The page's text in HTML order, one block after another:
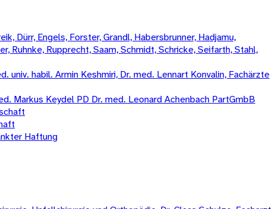
Dürr, Engels, Forster, Grandl, Habersbrunner, Hadjamu,
Ruhnke, Rupprecht, Saam, Schmidt, Schricke, Seifarth, Stahl,
habil. Armin Keshmiri, Dr. med. Lennart Konvalin, Fachärzte
Markus Keydel PD Dr. med. Leonard Achenbach PartGmbB
Haftung